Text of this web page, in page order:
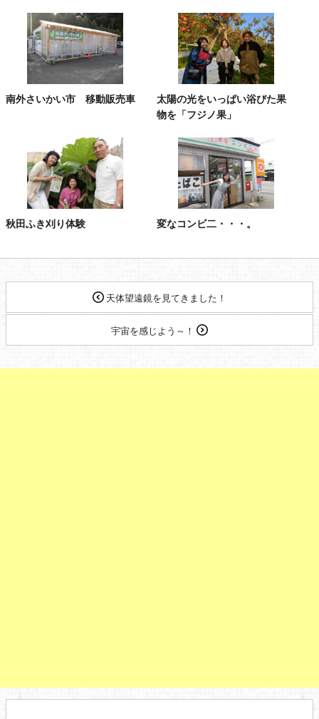
南外さいかい市 移動販売車
太陽の光をいっぱい浴びた果
物を「フジノ果」
秋田ふき刈り体験 変なコンビ二・・・。
天体望遠鏡を見てきました！
宇宙を感じよう～！